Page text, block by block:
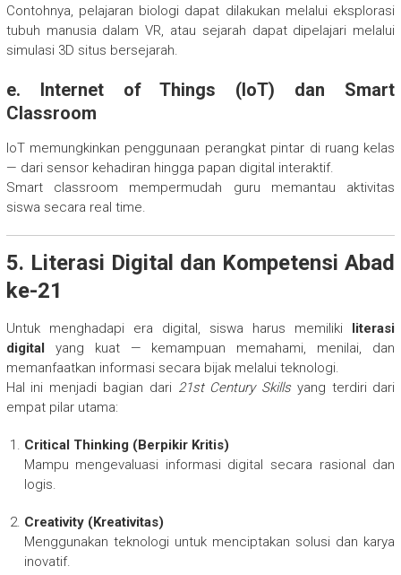
Contohnya, pelajaran biologi dapat dilakukan melalui eksplorasi
tubuh manusia dalam VR, atau sejarah dapat dipelajari melalui
simulasi 3D situs bersejarah.
e. Internet of Things (IoT) dan Smart
Classroom
IoT memungkinkan penggunaan perangkat pintar di ruang kelas
— dari sensor kehadiran hingga papan digital interaktif.
Smart classroom mempermudah guru memantau aktivitas
siswa secara real time.
5. Literasi Digital dan Kompetensi Abad
ke-21
Untuk menghadapi era digital, siswa harus memiliki literasi
digital yang kuat — kemampuan memahami, menilai, dan
memanfaatkan informasi secara bijak melalui teknologi.
Hal ini menjadi bagian dari 21st Century Skillsyang terdiri dari
empat pilar utama:
Critical Thinking (Berpikir Kritis)
Mampu mengevaluasi informasi digital secara rasional dan
logis.
Creativity (Kreativitas)
Menggunakan teknologi untuk menciptakan solusi dan karya
inovatif.